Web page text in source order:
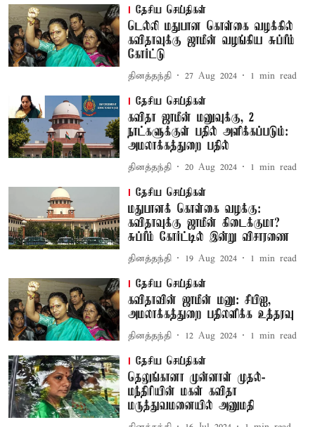
தேசிய செய்திகள்
டெல்லி மதுபான கொள்கை வழக்கில்
கவிதாவுக்கு ஜாமீன் வழங்கிய சுப்ரீம்
கோர்ட்டு
தினத்தந்தி 27 Aug 2024 1 min read
தேசிய செய்திகள்
கவிதா ஜாமீன் மனுவுக்கு, 2
நாட்களுக்குள் பதில் அளிக்கப்படும்:
அமலாக்கத்துறை பதில்
தினத்தந்தி 20 Aug 2024 1 min read
தேசிய செய்திகள்
மதுபானக் கொள்கை வழக்கு:
கவிதாவுக்கு ஜாமீன் கிடைக்குமா?
சுப்ரீம் கோர்ட்டில் இன்று விசாரணை
தினத்தந்தி 19 Aug 2024 1 min read
தேசிய செய்திகள்
கவிதாவின் ஜாமீன் மனு: சிபிஐ,
அமலாக்கத்துறை பதிலளிக்க உத்தரவு
தினத்தந்தி 12 Aug 2024 1 min read
தேசிய செய்திகள்
தெலுங்கானா முன்னாள் முதல்-
மந்திரியின் மகள் கவிதா
மருத்துவமனையில் அனுமதி